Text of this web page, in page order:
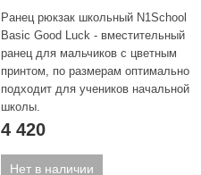
Ранец рюкзак школьный N1School
Basic Good Luck - вместительный
ранец для мальчиков с цветным
принтом, по размерам оптимально
подходит для учеников начальной
школы.
4 420
Нет в наличии